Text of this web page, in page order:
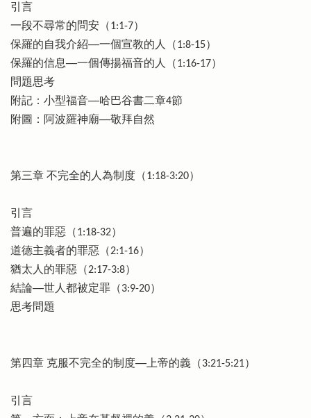
引言
一段不尋常的問安（1:1-7）
保羅的自我介紹──一個宣教的人（1:8-15）
保羅的信息──一個傳揚福音的人（1:16-17）
問題思考
附記：小型福音──哈巴谷書二章4節
附圖：阿波羅神廟──敬拜自然
第三章 不完全的人為制度（1:18-3:20）
引言
普遍的罪惡（1:18-32）
道德主義者的罪惡（2:1-16）
猶太人的罪惡（2:17-3:8）
結論──世人都被定罪（3:9-20）
思考問題
第四章 克服不完全的制度──上帝的義（3:21-5:21）
引言